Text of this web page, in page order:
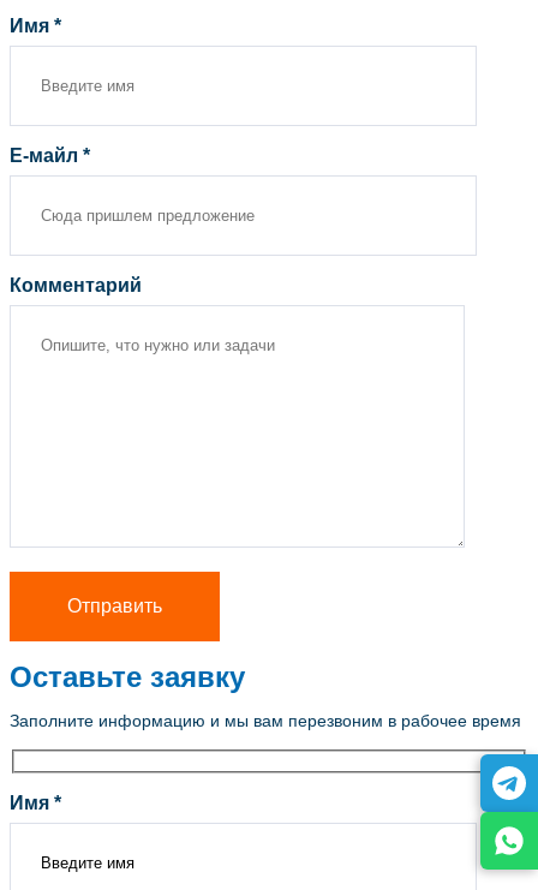
Имя *
Е-майл *
Комментарий
Оставьте заявку
Заполните информацию и мы вам перезвоним в рабочее время
Имя *